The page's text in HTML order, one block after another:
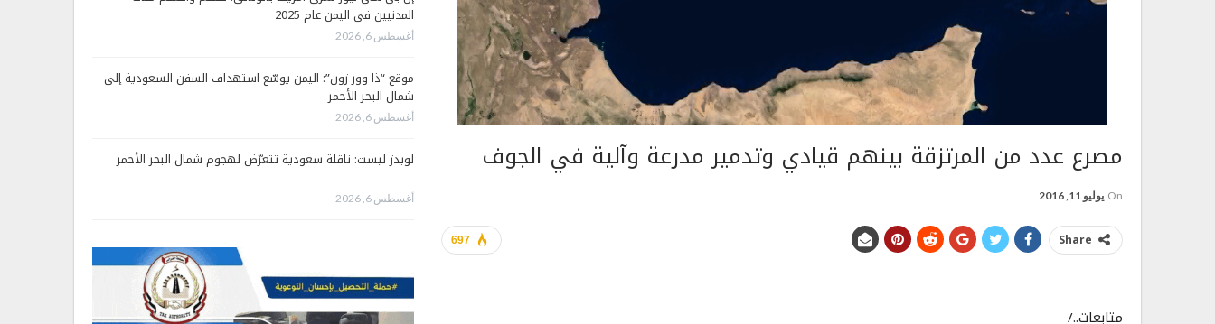
مصرع عدد من المرتزقة بينهم قيادي وتدمير مدرعة وآلية في الجوف
On يوليو 11, 2016
697 Share
متابعات../
المدنيين في اليمن عام 2025
أغسطس 6, 2026
موقع “ذا وور زون”: اليمن يوسّع استهداف السفن السعودية إلى
شمال البحر الأحمر
أغسطس 6, 2026
لويدز ليست: ناقلة سعودية تتعرّض لهجوم شمال البحر الأحمر
أغسطس 6, 2026